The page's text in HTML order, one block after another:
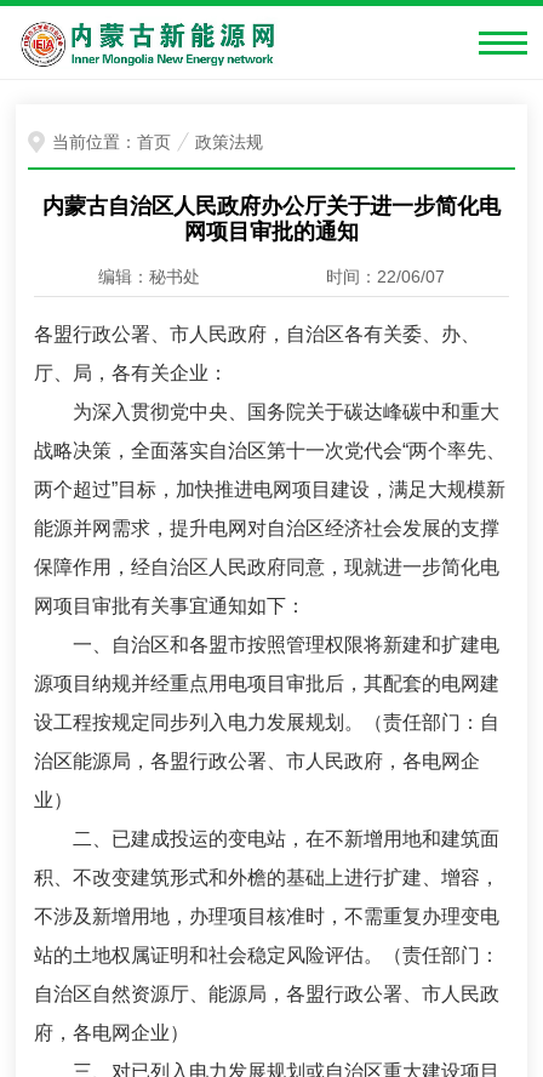
当前位置：首页 政策法规
内蒙古自治区人民政府办公厅关于进一步简化电
网项目审批的通知
编辑：秘书处 时间：22/06/07
各盟行政公署、市人民政府，自治区各有关委、办、
厅、局，各有关企业：
为深入贯彻党中央、国务院关于碳达峰碳中和重大
战略决策，全面落实自治区第十一次党代会“两个率先、
两个超过”目标，加快推进电网项目建设，满足大规模新
能源并网需求，提升电网对自治区经济社会发展的支撑
保障作用，经自治区人民政府同意，现就进一步简化电
网项目审批有关事宜通知如下：
一、自治区和各盟市按照管理权限将新建和扩建电
源项目纳规并经重点用电项目审批后，其配套的电网建
设工程按规定同步列入电力发展规划。（责任部门：自
治区能源局，各盟行政公署、市人民政府，各电网企
业）
二、已建成投运的变电站，在不新增用地和建筑面
积、不改变建筑形式和外檐的基础上进行扩建、增容，
不涉及新增用地，办理项目核准时，不需重复办理变电
站的土地权属证明和社会稳定风险评估。（责任部门：
自治区自然资源厅、能源局，各盟行政公署、市人民政
府，各电网企业）
三、对已列入电力发展规划或自治区重大建设项目